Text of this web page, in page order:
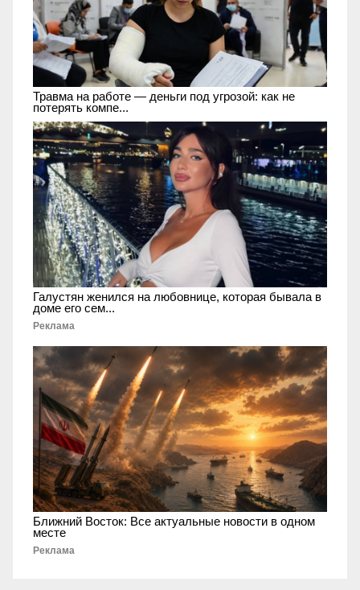
Травма на работе — деньги под угрозой: как не
потерять компе...
Галустян женился на любовнице, которая бывала в
доме его сем...
Реклама
Ближний Восток: Все актуальные новости в одном
месте
Реклама